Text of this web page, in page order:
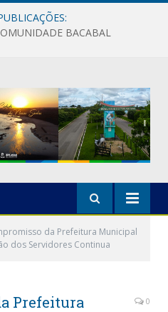
BACABAL
da Prefeitura Municipal
dos Servidores Continua
Prefeitura
0